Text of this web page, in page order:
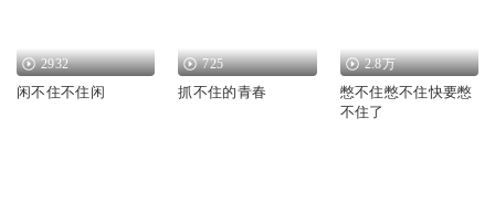
2932
闲不住不住闲
725
抓不住的青春
2.8万
憋不住憋不住快要憋
不住了